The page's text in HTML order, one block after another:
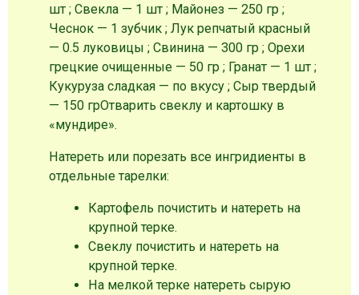
шт ; Свекла — 1 шт ; Майонез — 250 гр ;
Чеснок — 1 зубчик ; Лук репчатый красный
— 0.5 луковицы ; Свинина — 300 гр ; Орехи
грецкие очищенные — 50 гр ; Гранат — 1 шт ;
Кукуруза сладкая — по вкусу ; Сыр твердый
— 150 грОтварить свеклу и картошку в
«мундире».
Натереть или порезать все ингридиенты в
отдельные тарелки:
Картофель почистить и натереть на
крупной терке.
Свеклу почистить и натереть на
крупной терке.
На мелкой терке натереть сырую